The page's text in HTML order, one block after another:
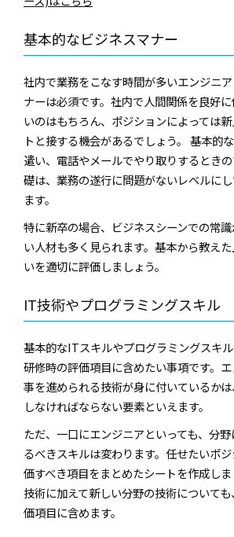
基本的なビジネスマナー
社内で業務をこなす時間が多いエンジニ
ナーは必須です。社内で人間関係を良好
いのはもちろん、ポジションによっては
トと接する機会があるでしょう。 基本的
遣い、電話やメールでやり取りするとき
礎は、業務の遂行に問題がないレベルに
ます。
特に新卒の場合、ビジネスシーンでの常
い人材も多く見られます。基本から教え
いを適切に評価しましょう。
IT技術やプログラミングスキル
基本的なITスキルやプログラミングスキル
研修時の評価項目に含めたい事項です。
事を進められる技術が身に付いているか
しなければならない要素といえます。
ただ、一口にエンジニアといっても、分
るべきスキルは変わります。任せたいポ
価すべき項目をまとめたシートを作成し
技術に加えて新しい分野の技術について
価項目に含めます。